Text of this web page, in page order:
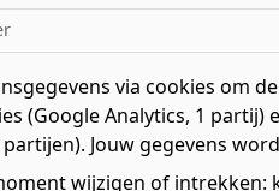
de locatie in het 2e
via cookies om
(Google Analytics, 1
Jouw gegevens
wijzigen of